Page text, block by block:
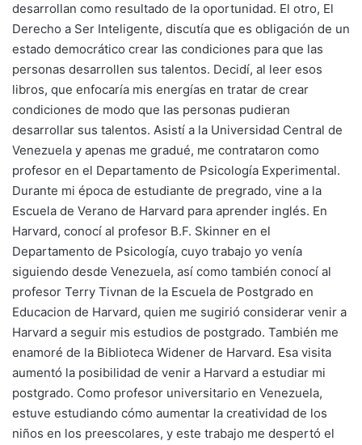
desarrollan como resultado de la oportunidad. El otro, El
Derecho a Ser Inteligente, discutía que es obligación de un
estado democrático crear las condiciones para que las
personas desarrollen sus talentos. Decidí, al leer esos
libros, que enfocaría mis energías en tratar de crear
condiciones de modo que las personas pudieran
desarrollar sus talentos. Asistí a la Universidad Central de
Venezuela y apenas me gradué, me contrataron como
profesor en el Departamento de Psicología Experimental.
Durante mi época de estudiante de pregrado, vine a la
Escuela de Verano de Harvard para aprender inglés. En
Harvard, conocí al profesor B.F. Skinner en el
Departamento de Psicología, cuyo trabajo yo venía
siguiendo desde Venezuela, así como también conocí al
profesor Terry Tivnan de la Escuela de Postgrado en
Educacion de Harvard, quien me sugirió considerar venir a
Harvard a seguir mis estudios de postgrado. También me
enamoré de la Biblioteca Widener de Harvard. Esa visita
aumentó la posibilidad de venir a Harvard a estudiar mi
postgrado. Como profesor universitario en Venezuela,
estuve estudiando cómo aumentar la creatividad de los
niños en los preescolares, y este trabajo me despertó el